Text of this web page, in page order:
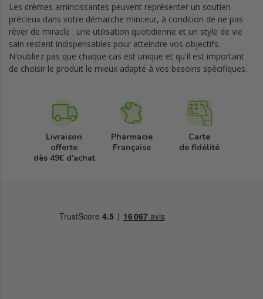
Les crèmes amincissantes peuvent représenter un soutien
précieux dans votre démarche minceur, à condition de ne pas
rêver de miracle : une utilisation quotidienne et un style de vie
sain restent indispensables pour atteindre vos objectifs.
N'oubliez pas que chaque cas est unique et qu'il est important
de choisir le produit le mieux adapté à vos besoins spécifiques.
Livraison
offerte
dès 49€ d'achat
Pharmacie
Française
Carte
de fidélité